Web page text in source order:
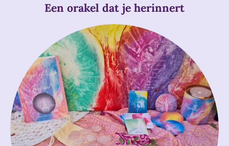
Een orakel dat je herinnert